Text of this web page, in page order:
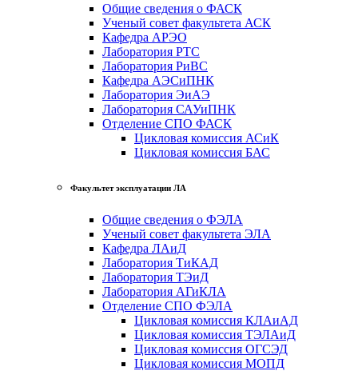
Общие сведения о ФАСК
Ученый совет факультета АСК
Кафедра АРЭО
Лаборатория РТС
Лаборатория РиВС
Кафедра АЭСиПНК
Лаборатория ЭиАЭ
Лаборатория САУиПНК
Отделение СПО ФАСК
Цикловая комиссия АСиК
Цикловая комиссия БАС
Факультет эксплуатации ЛА
Общие сведения о ФЭЛА
Ученый совет факультета ЭЛА
Кафедра ЛАиД
Лаборатория ТиКАД
Лаборатория ТЭиД
Лаборатория АГиКЛА
Отделение СПО ФЭЛА
Цикловая комиссия КЛАиАД
Цикловая комиссия ТЭЛАиД
Цикловая комиссия ОГСЭД
Цикловая комиссия МОПД